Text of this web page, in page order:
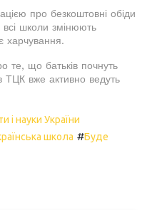
про безкоштовні обіди
школи змінюють
харчування.
те, що батьків почнуть
ТЦК вже активно ведуть
і науки України
школа #Буде